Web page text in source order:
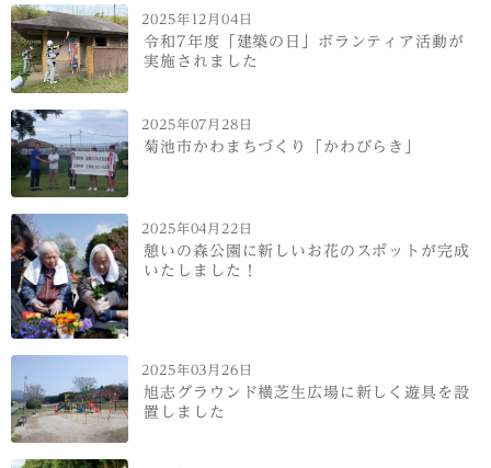
2025年12月04日
令和7年度「建築の日」ボランティア活動が
実施されました
2025年07月28日
菊池市かわまちづくり「かわびらき」
2025年04月22日
憩いの森公園に新しいお花のスポットが完成
いたしました！
2025年03月26日
旭志グラウンド横芝生広場に新しく遊具を設
置しました